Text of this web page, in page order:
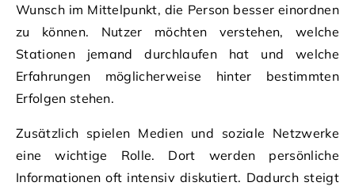
Wunsch im Mittelpunkt, die Person besser einordnen
zu können. Nutzer möchten verstehen, welche
Stationen jemand durchlaufen hat und welche
Erfahrungen möglicherweise hinter bestimmten
Erfolgen stehen.
Zusätzlich spielen Medien und soziale Netzwerke
eine wichtige Rolle. Dort werden persönliche
Informationen oft intensiv diskutiert. Dadurch steigt